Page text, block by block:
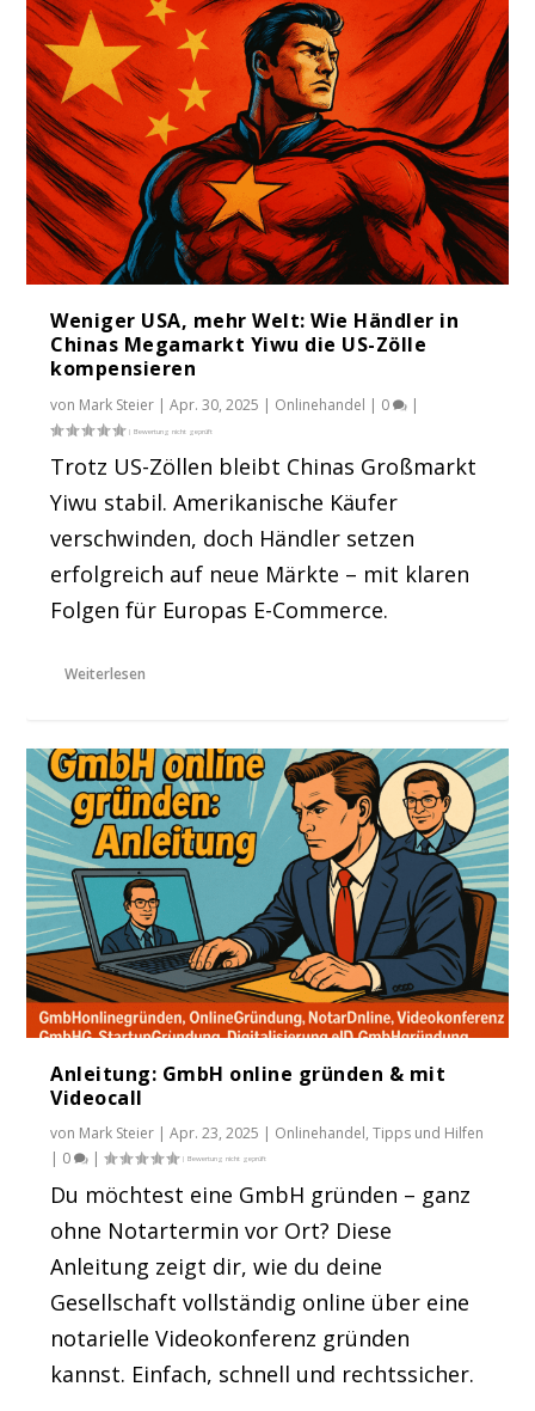
Weniger USA, mehr Welt: Wie Händler in
Chinas Megamarkt Yiwu die US-Zölle
kompensieren
von Mark Steier |Apr. 30, 2025 | Onlinehandel | 0 |
Trotz US-Zöllen bleibt Chinas Großmarkt
Yiwu stabil. Amerikanische Käufer
verschwinden, doch Händler setzen
erfolgreich auf neue Märkte – mit klaren
Folgen für Europas E-Commerce.
Weiterlesen
Anleitung: GmbH online gründen & mit
Videocall
von Mark Steier |Apr. 23, 2025 | Onlinehandel,Tipps und Hilfen
| 0 |
Du möchtest eine GmbH gründen – ganz
ohne Notartermin vor Ort? Diese
Anleitung zeigt dir, wie du deine
Gesellschaft vollständig online über eine
notarielle Videokonferenz gründen
kannst. Einfach, schnell und rechtssicher.